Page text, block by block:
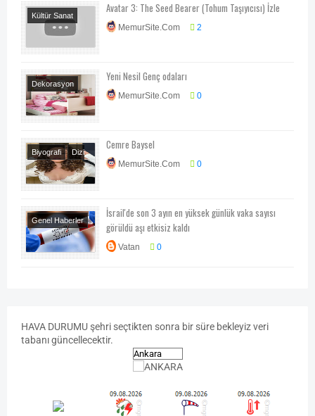
Kültür Sanat
Sinema
Avatar 3: The Seed Bearer (Tohum Taşıyıcısı) İzle
MemurSite.Com 2
Dekorasyon
Yeni Nesil Genç odaları
MemurSite.Com 0
Biyografi
Dizi
Oyuncuları
Cemre Baysel
MemurSite.Com 0
Genel Haberler
Sağlık
İsrail'de son 3 ayın en yüksek günlük vaka sayısı
görüldü aşı etkisiz kaldı
Vatan 0
HAVA DURUMU şehri seçtikten sonra bir süre bekleyiz veri
tabanı güncellecektir.